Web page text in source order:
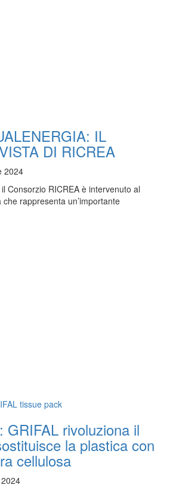
IL
DI RICREA
2024
Consorzio RICREA è intervenuto al
rappresenta un’importante
GRIFAL rivoluziona il
la plastica con
cellulosa